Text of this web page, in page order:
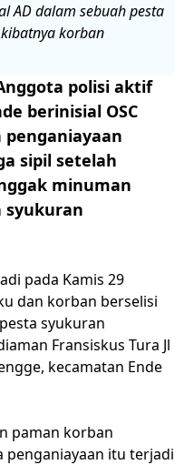
AD dalam sebuah pesta
korban
polisi aktif
berinisial OSC
sipil setelah
minuman
syukuran
pada Kamis 29
dan korban berselisi
syukuran
Fransiskus Tura Jl
kecamatan Ende
paman korban
penganiayaan itu terjadi